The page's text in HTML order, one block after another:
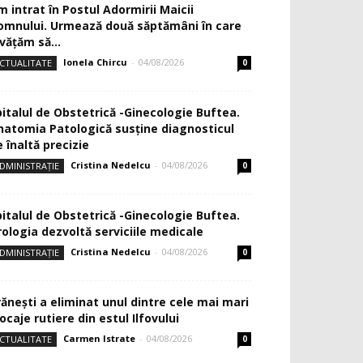
intrat în Postul Adormirii Maicii
Urmează două săptămâni în care
să...
Ionela Chircu - 04/08/2026 0
de Obstetrică -Ginecologie Buftea.
Patologică susţine diagnosticul
înaltă precizie
Cristina Nedelcu - 04/08/2026 0
de Obstetrică -Ginecologie Buftea.
dezvoltă serviciile medicale
Cristina Nedelcu - 04/08/2026 0
a eliminat unul dintre cele mai mari
rutiere din estul Ilfovului
Carmen Istrate - 04/08/2026 0